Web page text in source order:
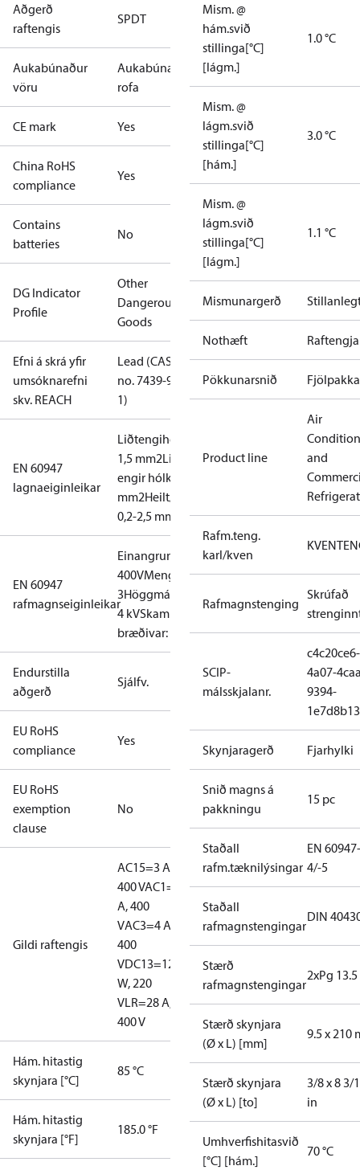
Aðgerð
raftengis
SPDT
Aukabúnaður
vöru
Aukabúnaður
rofa
CE mark Yes
China RoHS
compliance
Yes
Contains
batteries
No
DG Indicator
Profile
Other
Dangerous
Goods
Efni á skrá yfir
umsóknarefni
skv. REACH
Lead (CAS
no. 7439-92-
1)
EN 60947
lagnaeiginleikar
Liðtengihólkar: 0,2-
1,5 mm2Liðtengi,
engir hólkar: 0,2-2,5
mm2Heilt/Margþætt:
0,2-2,5 mm2
EN 60947
rafmagnseiginleikar
Einangrun:
400VMengunarstig:
3Höggmálspenna:
4 kVSkammhl.vörn,
bræðivar: 10A
Endurstilla
aðgerð
Sjálfv.
EU RoHS
compliance
Yes
EU RoHS
exemption
clause
No
Gildi raftengis
AC15=3 A,
400 VAC1=10
A, 400
VAC3=4 A,
400
VDC13=12
W, 220
VLR=28 A,
400 V
Hám. hitastig
skynjara [°C]
85 °C
Hám. hitastig
skynjara [°F]
185.0 °F
Mism. @
hám.svið
stillinga[°C]
[lágm.]
1.0 °C
Mism. @
lágm.svið
stillinga[°C]
[hám.]
3.0 °C
Mism. @
lágm.svið
stillinga[°C]
[lágm.]
1.1 °C
Mismunargerð
Nothæft
Pökkunarsnið Fjölpakka
Product line
Air
and
Rafm.teng.
karl/kven
Rafmagnstenging
Skrúfað
SCIP-
málsskjalanr.
c4c20ce6-
4a07-
9394-
Skynjaragerð Fjarhylki
Snið magns á
pakkningu
15 pc
Staðall
rafm.tæknilýsingar
EN 60947-
4/-5
Staðall
rafmagnstengingar
DIN
Stærð
rafmagnstengingar
2xPg 13.5
Stærð skynjara
(Ø x L) [mm]
9.5 x 210
Stærð skynjara
(Ø x L) [to]
3/8 x 8 3/
in
Umhverfishitasvið
[°C] [hám.]
70 °C